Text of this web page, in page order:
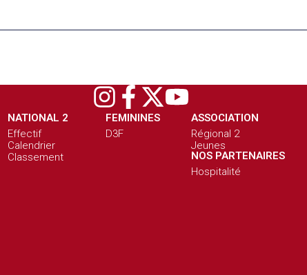
NATIONAL 2
Effectif
Calendrier
Classement
FEMININES
D3F
ASSOCIATION
Régional 2
Jeunes
NOS PARTENAIRES
Hospitalité